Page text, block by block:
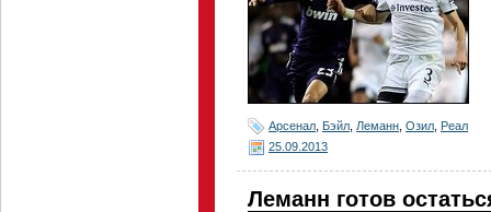
Арсенал Бэйл Леманн Озил Реал
25.09.2013
Леманн готов